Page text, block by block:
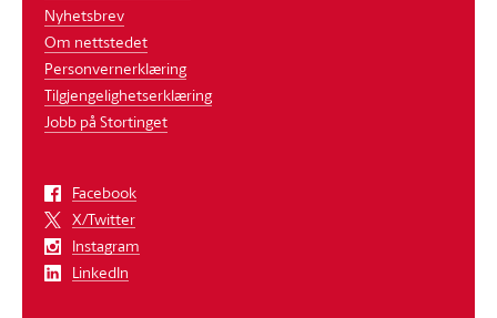
Nyhetsbrev
Om nettstedet
Personvernerklæring
Tilgjengelighetserklæring
Jobb på Stortinget
Facebook
X/Twitter
Instagram
LinkedIn